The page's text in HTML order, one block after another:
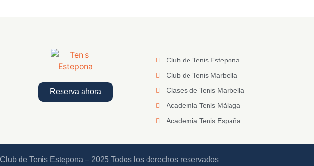
Reserva ahora
Club de Tenis Estepona
Club de Tenis Marbella
Clases de Tenis Marbella
Academia Tenis Málaga
Academia Tenis España
Club de Tenis Estepona – 2025 Todos los derechos reservados